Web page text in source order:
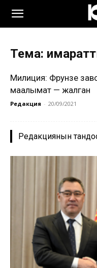
Тема:
Милиция: Фрунзе
маалымат — жалган
Редакция - 20/09/2021
Редакциянын